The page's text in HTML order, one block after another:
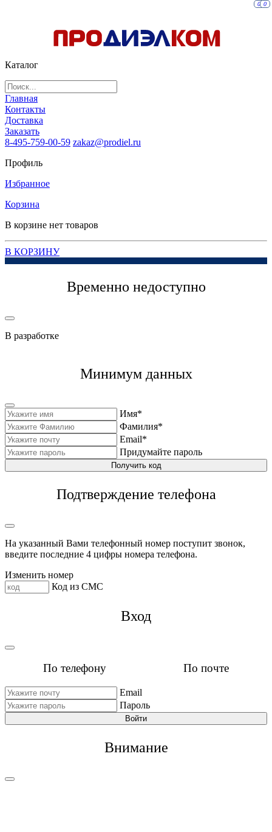
Каталог
Главная
Контакты
Доставка
Заказать
8-495-759-00-59 zakaz@prodiel.ru
Профиль
Избранное
0
Корзина
0
В корзине нет товаров
В КОРЗИНУ
Временно недоступно
В разработке
Минимум данных
Имя*
Фамилия*
Email*
Придумайте пароль
Получить код
Подтверждение телефона
На указанный Вами телефонный номер поступит звонок,
введите последние 4 цифры номера телефона.
Изменить номер
Код из СМС
Вход
По телефону По почте
Email
Пароль
Войти
Внимание